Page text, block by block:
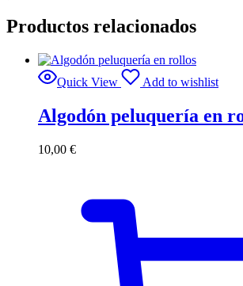
Productos relacionados
Quick View Add to wishlist
Algodón peluquería en
10,00 €